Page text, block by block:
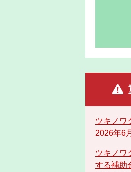
ツキノワ
2026年6
ツキノワ
する補助